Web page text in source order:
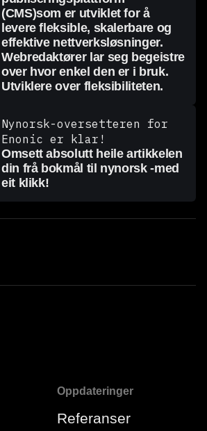
(CMS)som er utviklet for å
levere fleksible, skalerbare og
effektive nettverksløsninger.
Webredaktører lar seg begeistre
over hvor enkel den er i bruk.
Utviklere over fleksibiliteten.
Nynorsk-oversetteren for
Enonic er klar!
Omsett absolutt heile artikkelen
din frå bokmål til nynorsk -med
eit klikk!
Oppdateringer
Referanser